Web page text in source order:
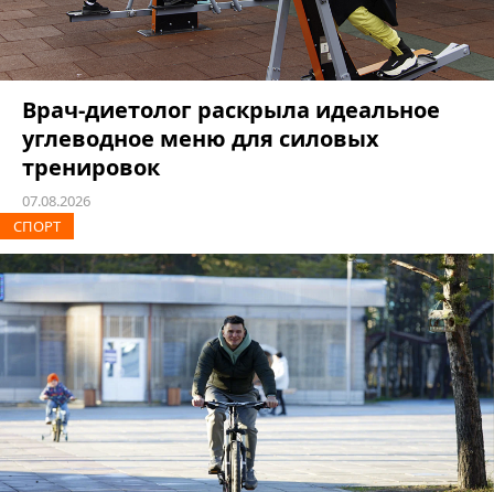
Врач-диетолог раскрыла идеальное
углеводное меню для силовых
тренировок
07.08.2026
СПОРТ